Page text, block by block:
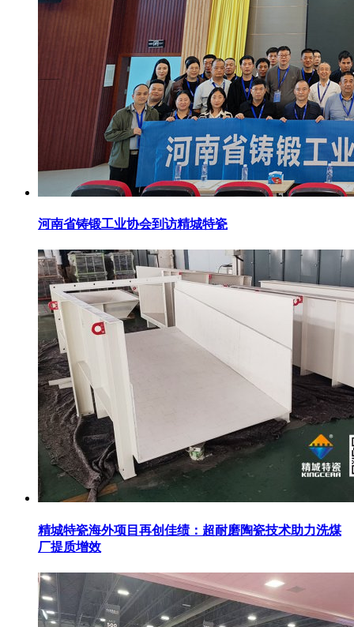
河南省铸锻工业协会到访精城特瓷
精城特瓷海外项目再创佳绩：超耐磨陶瓷技术助力洗煤
厂提质增效